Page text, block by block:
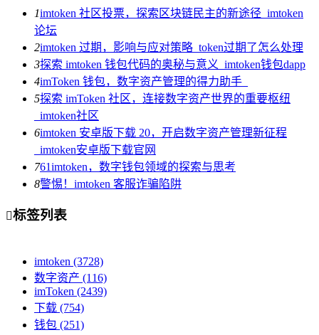
1imtoken 社区投票，探索区块链民主的新途径_imtoken
论坛
2imtoken 过期，影响与应对策略_token过期了怎么处理
3探索 imtoken 钱包代码的奥秘与意义_imtoken钱包dapp
4imToken 钱包，数字资产管理的得力助手_
5探索 imToken 社区，连接数字资产世界的重要枢纽
_imtoken社区
6imtoken 安卓版下载 20，开启数字资产管理新征程
_imtoken安卓版下载官网
761imtoken，数字钱包领域的探索与思考
8警惕！imtoken 客服诈骗陷阱
标签列表
imtoken (3728)
数字资产 (116)
imToken (2439)
下载 (754)
钱包 (251)